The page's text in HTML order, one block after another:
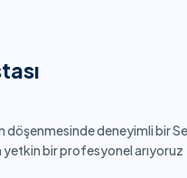
deneyimli bir
bir profesyonel arıyoruz